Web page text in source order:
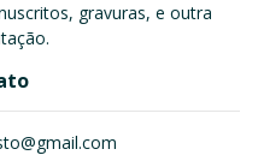
gravuras, e outra